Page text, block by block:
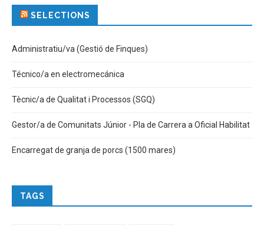
SELECTIONS
Administratiu/va (Gestió de Finques)
Técnico/a en electromecánica
Tècnic/a de Qualitat i Processos (SGQ)
Gestor/a de Comunitats Júnior - Pla de Carrera a Oficial Habilitat
Encarregat de granja de porcs (1500 mares)
TAGS